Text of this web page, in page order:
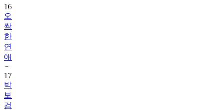
16
오
싹
한
연
애
17
박
보
검